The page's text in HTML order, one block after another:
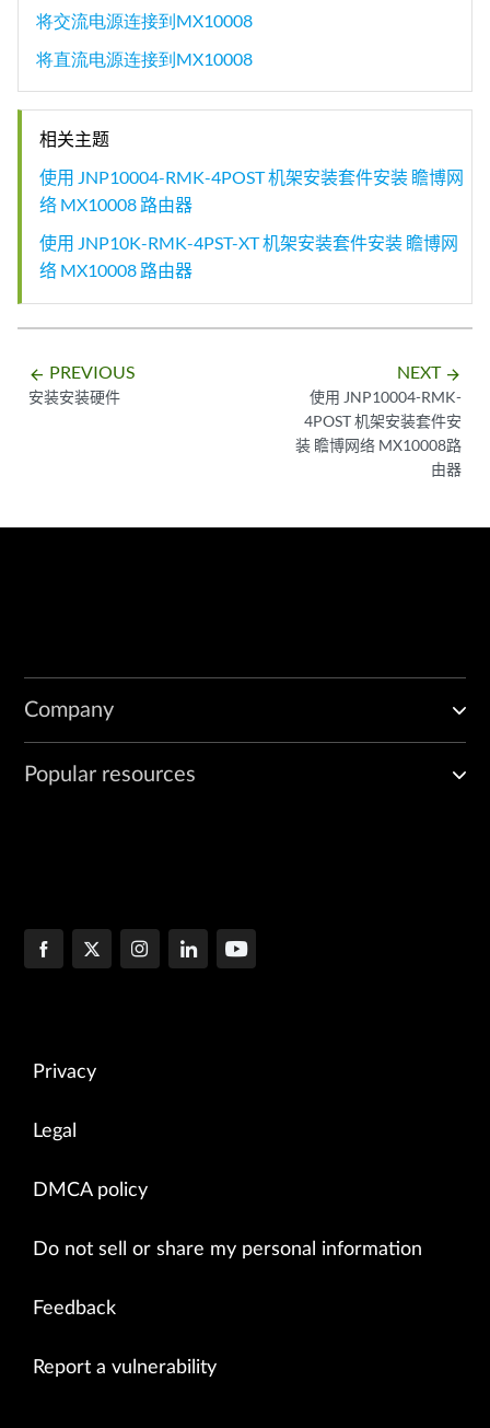
将交流电源连接到MX10008
将直流电源连接到MX10008
相关主题
使用 JNP10004-RMK-4POST 机架安装套件安装 瞻博网
络 MX10008 路由器
使用 JNP10K-RMK-4PST-XT 机架安装套件安装 瞻博网
络 MX10008 路由器
arrow_backward PREVIOUS
安装安装硬件
NEXT arrow_forward
使用 JNP10004-RMK-
4POST 机架安装套件安
装 瞻博网络 MX10008路
由器
Company
Popular resources
Privacy
Legal
DMCA policy
Do not sell or share my personal information
Feedback
Report a vulnerability